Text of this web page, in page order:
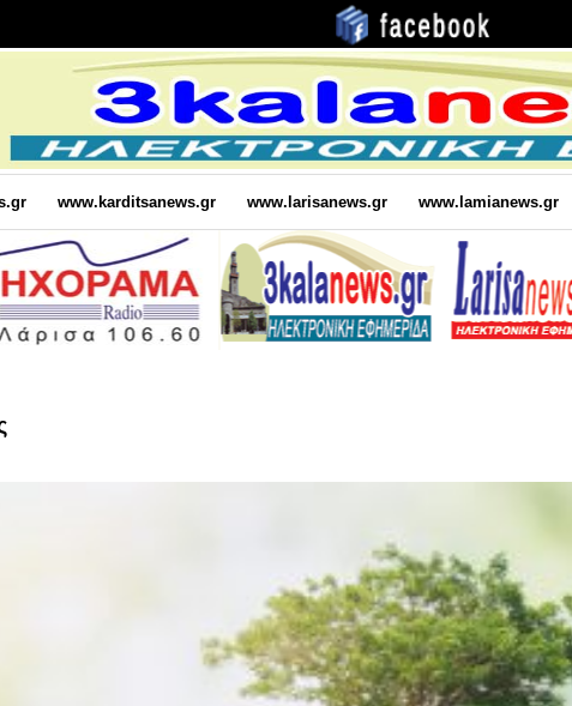
www.karditsanews.gr www.larisanews.gr www.lamianews.gr